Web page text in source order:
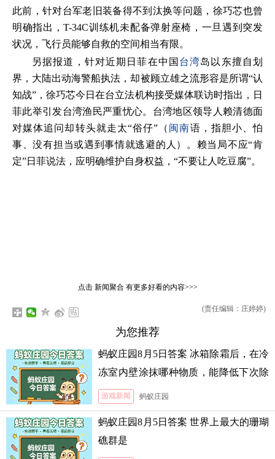
此前，针对台军老旧装备得不到汰换等问题，徐巧芯也曾
明确指出，T-34C训练机未配备弹射座椅，一旦遇到突发
状况，飞行员能够自救的空间相当有限。
另据报道，针对近期日菲在中国 台湾岛以东擅自划
界，大陆出动海警船执法，却被顾立雄之流形容是所谓“认
知战”，徐巧芯今日在台立法机构接受媒体联访时指出，日
菲此举引发台湾渔民严重忧心。台湾地区领导人赖清德面
对媒体追问却转头就走太“俗仔”（ 闽南语，指胆小、怕
事、没有担当或遇到事情就逃避的人）。赖当局不应“肯
定”日菲说法，应明确维护自身权益，“不要让人吃豆腐”。
点击 新闻聚合有更多好看的内容>>>
(责任编辑：庄婷婷)
为您推荐
蚂蚁庄园8月5日答案 冰箱除霜后，在冷
冻室内壁涂抹哪种物质，能降低下次除
霜的难度
游戏新闻 蚂蚁庄园
蚂蚁庄园8月5日答案 世界上最大的珊瑚
礁群是